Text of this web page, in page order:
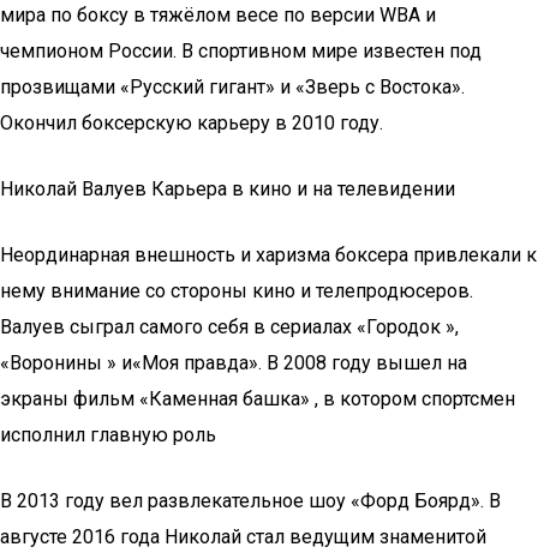
мира по боксу в тяжёлом весе по версии WBA и
чемпионом России. В спортивном мире известен под
прозвищами «Русский гигант» и «Зверь с Востока».
Окончил боксерскую карьеру в 2010 году.
Николай Валуев Карьера в кино и на телевидении
Неординарная внешность и харизма боксера привлекали к
нему внимание со стороны кино и телепродюсеров.
Валуев сыграл самого себя в сериалах «Городок »,
«Воронины » и«Моя правда». В 2008 году вышел на
экраны фильм «Каменная башка» , в котором спортсмен
исполнил главную роль
В 2013 году вел развлекательное шоу «Форд Боярд». В
августе 2016 года Николай стал ведущим знаменитой